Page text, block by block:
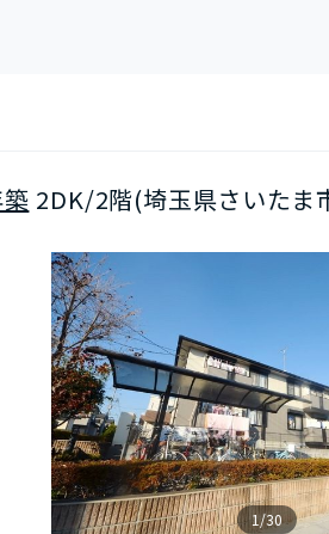
2DK/2階(埼玉県さいたま
1/30